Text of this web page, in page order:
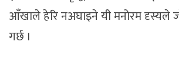
आँखाले हेरि नअघाइने यी मनोरम दृस्यले
गर्छ ।